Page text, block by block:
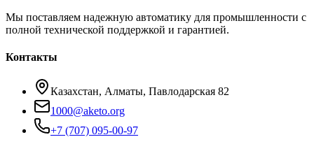
Мы поставляем надежную автоматику для промышленности с
полной технической поддержкой и гарантией.
Контакты
Казахстан, Алматы, Павлодарская 82
1000@aketo.org
+7 (707) 095-00-97